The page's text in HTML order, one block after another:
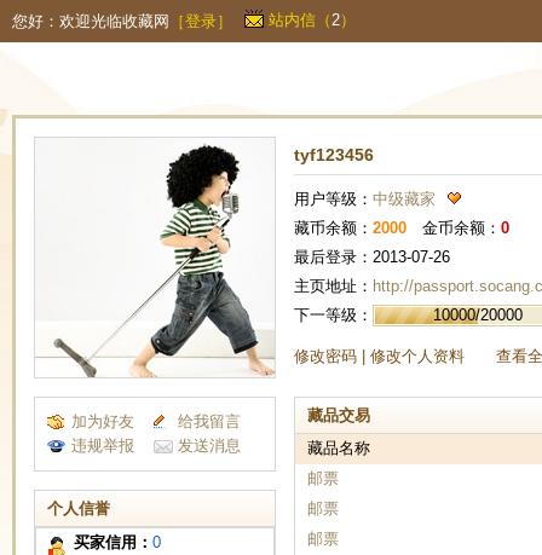
您好：欢迎光临收藏网 ［登录］ 站内信（2）
加为好友
给我留言
违规举报
发送消息
个人信誉
买家信用： 0
tyf123456
用户等级： 中级藏家
藏币余额： 2000 金币余额： 0
最后登录：2013-07-26
主页地址： http://
下一等级：
10000/20000
修改密码 修改个人资料 查看
藏品交易
藏品名称
邮票
邮票
邮票